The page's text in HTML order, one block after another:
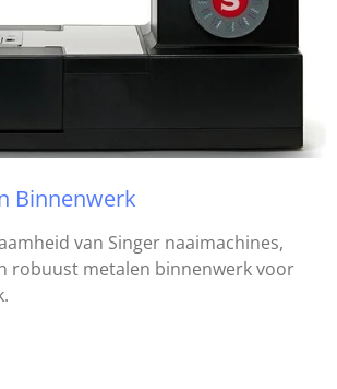
Binnenwerk
van Singer naaimachines,
robuust metalen binnenwerk voor